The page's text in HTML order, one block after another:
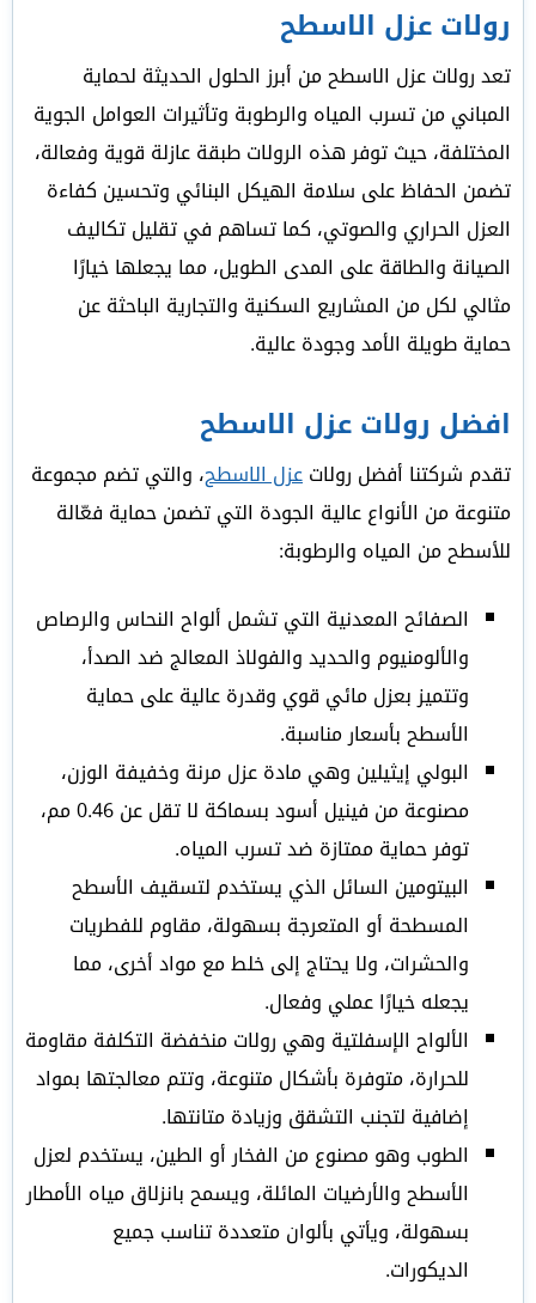
رولات عزل الاسطح
تعد رولات عزل الاسطح من أبرز الحلول الحديثة لحماية
المباني من تسرب المياه والرطوبة وتأثيرات العوامل الجوية
المختلفة، حيث توفر هذه الرولات طبقة عازلة قوية وفعالة،
تضمن الحفاظ على سلامة الهيكل البنائي وتحسين كفاءة
العزل الحراري والصوتي، كما تساهم في تقليل تكاليف
الصيانة والطاقة على المدى الطويل، مما يجعلها خيارًا
مثالي لكل من المشاريع السكنية والتجارية الباحثة عن
حماية طويلة الأمد وجودة عالية.
افضل رولات عزل الاسطح
تقدم شركتنا أفضل رولاتعزل الاسطح، والتي تضم مجموعة
متنوعة من الأنواع عالية الجودة التي تضمن حماية فعّالة
للأسطح من المياه والرطوبة:
الصفائح المعدنية التي تشمل ألواح النحاس والرصاص
والألومنيوم والحديد والفولاذ المعالج ضد الصدأ،
وتتميز بعزل مائي قوي وقدرة عالية على حماية
الأسطح بأسعار مناسبة.
البولي إيثيلين وهي مادة عزل مرنة وخفيفة الوزن،
مصنوعة من فينيل أسود بسماكة لا تقل عن 0.46 مم،
توفر حماية ممتازة ضد تسرب المياه.
البيتومين السائل الذي يستخدم لتسقيف الأسطح
المسطحة أو المتعرجة بسهولة، مقاوم للفطريات
والحشرات، ولا يحتاج إلى خلط مع مواد أخرى، مما
يجعله خيارًا عملي وفعال.
الألواح الإسفلتية وهي رولات منخفضة التكلفة مقاومة
للحرارة، متوفرة بأشكال متنوعة، وتتم معالجتها بمواد
إضافية لتجنب التشقق وزيادة متانتها.
الطوب وهو مصنوع من الفخار أو الطين، يستخدم لعزل
الأسطح والأرضيات المائلة، ويسمح بانزلاق مياه الأمطار
بسهولة، ويأتي بألوان متعددة تناسب جميع
الديكورات.